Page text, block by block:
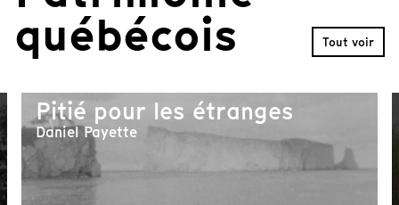
1
0
québécois Tout voir
Pitié pour les étranges
Daniel Payette